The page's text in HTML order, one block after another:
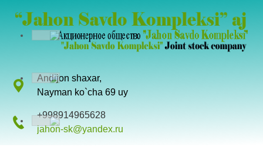
Andijon shaxar,
Nayman ko`cha 69 uy
+998914965628
jahon-sk@yandex.ru